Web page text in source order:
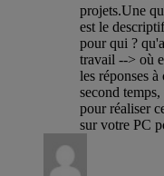
projets.Une
est le
pour qui ?
travail --> où
les réponses
second
pour réaliser
sur votre PC